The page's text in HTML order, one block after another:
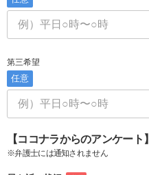
第三希望
任意
【ココナラからのアンケート】
※弁護士には通知されません